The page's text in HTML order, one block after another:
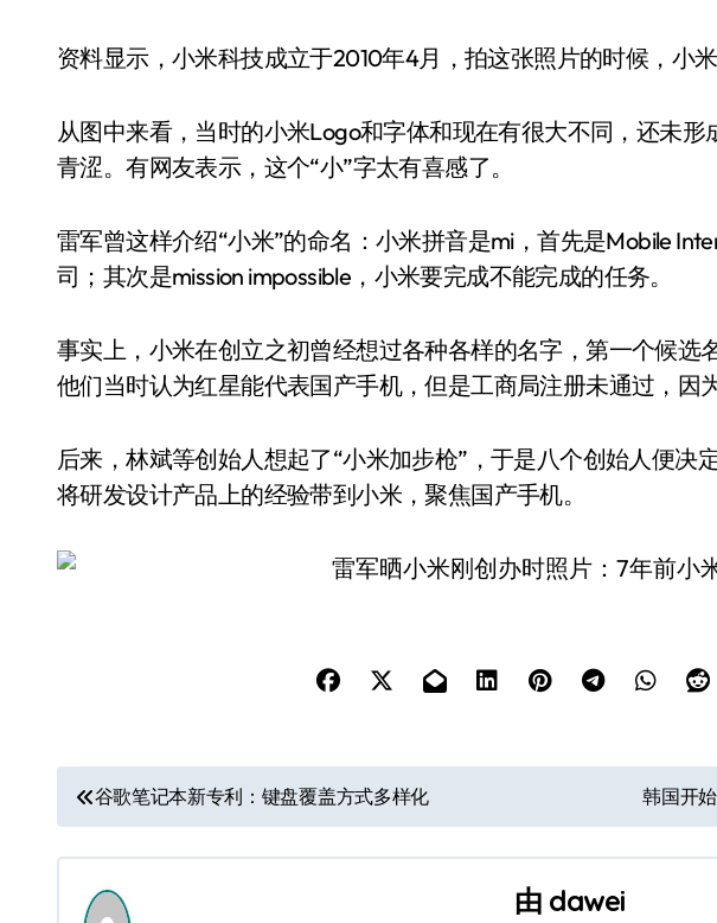
资料显示，小米科技成立于2010年4月，拍这张照片的时候，小米
从图中来看，当时的小米Logo和字体和现在有很大不同，还未形
青涩。有网友表示，这个“小”字太有喜感了。
雷军曾这样介绍“小米”的命名：小米拼音是mi，首先是Mobile
司；其次是mission impossible，小米要完成不能完成的任务。
事实上，小米在创立之初曾经想过各种各样的名字，第一个候选
他们当时认为红星能代表国产手机，但是工商局注册未通过，因
后来，林斌等创始人想起了“小米加步枪”，于是八个创始人便决
将研发设计产品上的经验带到小米，聚焦国产手机。
文
章
导
谷歌笔记本新专利：键盘覆盖方式多样化 韩国开
由 dawei